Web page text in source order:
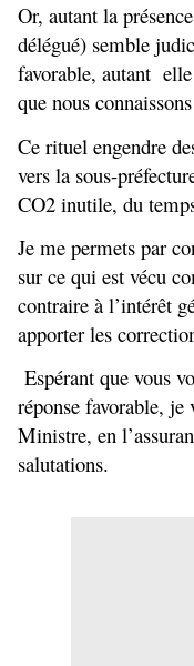
Or, autant la
délégué) semble
favorable, autant
que nous
Ce rituel engendre
vers la sous-
CO2 inutile, du
Je me permets par
sur ce qui est vécu
contraire à l’intérêt
apporter les
Espérant que vous
réponse favorable,
Ministre, en
salutations.